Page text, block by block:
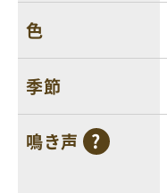
色
季節
鳴き声